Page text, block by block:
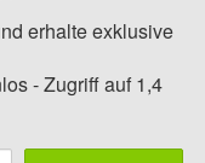
erhalte exklusive
- Zugriff auf 1,4